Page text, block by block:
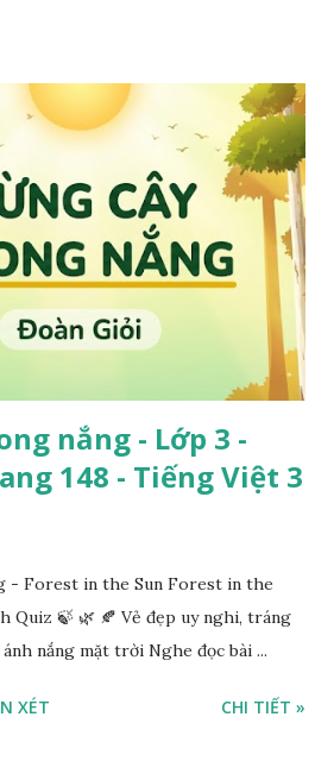
nắng - Lớp 3 -
148 - Tiếng Việt 3
- Forest in the Sun Forest in the
Quiz 🍃 🌿 🍂 Vẻ đẹp uy nghi, tráng
nắng mặt trời Nghe đọc bài ...
XÉT CHI TIẾT »